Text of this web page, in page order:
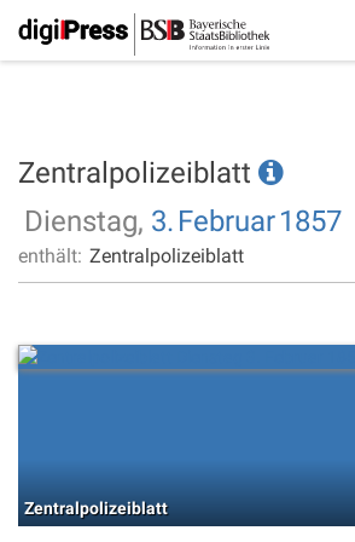
Zentralpolizeiblatt
Dienstag, 3. Februar1857
enthält: Zentralpolizeiblatt
Zentralpolizeiblatt